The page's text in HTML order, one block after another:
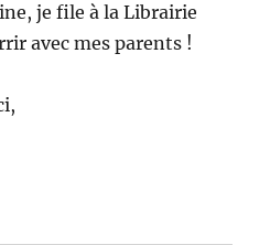
je file à la Librairie
avec mes parents !